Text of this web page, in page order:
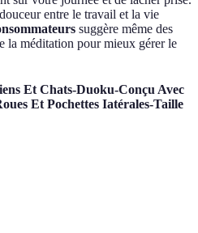
entre le travail et la vie
suggère même des
la méditation pour mieux gérer le
Et Chats-Duoku-Conçu Avec
Et Pochettes Iatérales-Taille